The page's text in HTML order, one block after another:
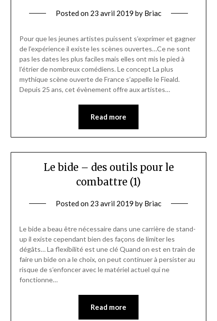
Posted on 23 avril 2019 by Briac
Pour que les jeunes artistes puissent s’exprimer et gagner
de l’expérience il existe les scènes ouvertes…Ce ne sont
pas les dates les plus faciles mais elles ont mis le pied à
l’étrier de nombreux comédiens. Le concept La plus
mythique scène ouverte de France s’appelle le Fieald.
Depuis 25 ans, cet évènement offre aux artistes…
Read more
Le bide – des outils pour le
combattre (1)
Posted on 23 avril 2019 by Briac
Le bide a beau être nécessaire dans une carrière de stand-
up il existe cependant bien des façons de limiter les
dégâts… La flexibilité est une clé Quand on est en train de
faire un bide on a le choix, on peut continuer à persister au
risque de s’enfoncer avec le matériel actuel qui ne
fonctionne…
Read more